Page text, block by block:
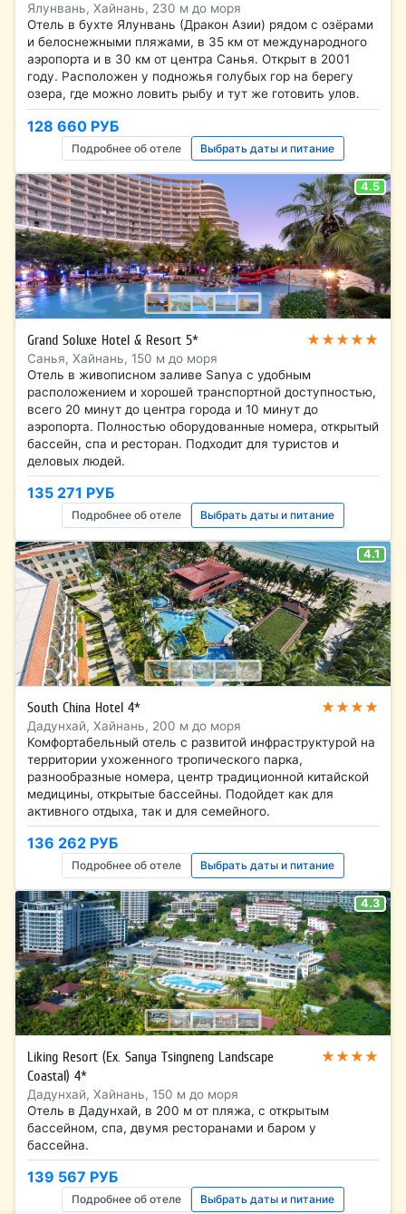
Ялунвань, Хайнань, 230 м до моря
Отель в бухте Ялунвань (Дракон Азии) рядом с озёрами
и белоснежными пляжами, в 35 км от международного
аэропорта и в 30 км от центра Санья. Открыт в 2001
году. Расположен у подножья голубых гор на берегу
озера, где можно ловить рыбу и тут же готовить улов.
128 660 РУБ
Подробнее об отеле Выбрать даты и питание
4.5
Grand Soluxe Hotel & Resort 5* ★★★★★
Санья, Хайнань, 150 м до моря
Отель в живописном заливе Sanya с удобным
расположением и хорошей транспортной доступностью,
всего 20 минут до центра города и 10 минут до
аэропорта. Полностью оборудованные номера, открытый
бассейн, спа и ресторан. Подходит для туристов и
деловых людей.
135 271 РУБ
Подробнее об отеле Выбрать даты и питание
4.1
South China Hotel 4* ★★★★
Дадунхай, Хайнань, 200 м до моря
Комфортабельный отель с развитой инфраструктурой на
территории ухоженного тропического парка,
разнообразные номера, центр традиционной китайской
медицины, открытые бассейны. Подойдет как для
активного отдыха, так и для семейного.
136 262 РУБ
Подробнее об отеле Выбрать даты и питание
4.3
Liking Resort (Ex. Sanya Tsingneng Landscape
Coastal) 4*
★★★★
Дадунхай, Хайнань, 150 м до моря
Отель в Дадунхай, в 200 м от пляжа, с открытым
бассейном, спа, двумя ресторанами и баром у
бассейна.
139 567 РУБ
Подробнее об отеле Выбрать даты и питание